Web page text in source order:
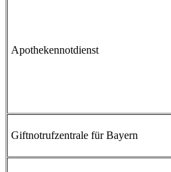
Apothekennotdienst
Giftnotrufzentrale für Bayern